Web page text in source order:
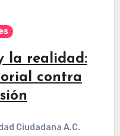
la realidad:
contra
Ciudadana A.C.